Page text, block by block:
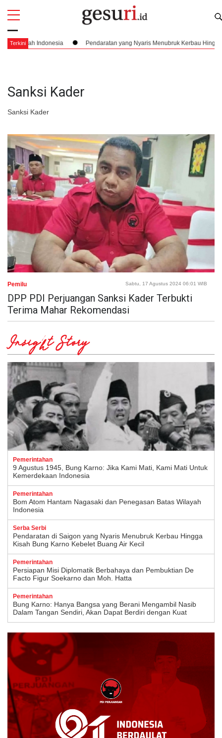
TerkiniIndonesia Pendaratan yang Nyaris Menubruk Kerbau Hingga
Sanksi Kader
Sanksi Kader
All
Pemilu Sabtu, 17 Agustus 2024 06:01 WIB
DPP PDI Perjuangan Sanksi Kader Terbukti
Terima Mahar Rekomendasi
Insight Story
Pemerintahan
9 Agustus 1945, Bung Karno: Jika Kami Mati, Kami Mati Untuk
Kemerdekaan Indonesia
Pemerintahan
Bom Atom Hantam Nagasaki dan Penegasan Batas Wilayah
Indonesia
Serba Serbi
Pendaratan di Saigon yang Nyaris Menubruk Kerbau Hingga
Kisah Bung Karno Kebelet Buang Air Kecil
Pemerintahan
Persiapan Misi Diplomatik Berbahaya dan Pembuktian De
Facto Figur Soekarno dan Moh. Hatta
Pemerintahan
Bung Karno: Hanya Bangsa yang Berani Mengambil Nasib
Dalam Tangan Sendiri, Akan Dapat Berdiri dengan Kuat